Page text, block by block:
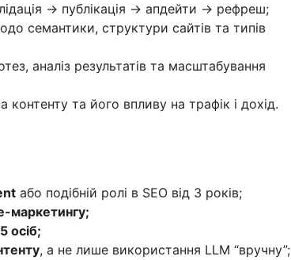
→ публікація → апдейти → рефреш;
семантики, структури сайтів та типів
аналіз результатів та масштабування
контенту та його впливу на трафік і дохід.
або подібній ролі в SEO від 3 років;
маркетингу;
осіб;
, а не лише використання LLM “вручну”;